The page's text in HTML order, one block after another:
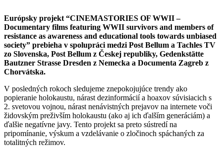
Európsky projekt “CINEMASTORIES OF WWII –
Documentary films featuring WWII survivors and members of
resistance as awareness and educational tools towards unbiased
society” prebieha v spolupráci medzi Post Bellum a Tachles TV
zo Slovenska, Post Bellum z Českej republiky, Gedenkstätte
Bautzner Strasse Dresden z Nemecka a Documenta Zagreb z
Chorvátska.
V posledných rokoch sledujeme znepokojujúce trendy ako
popieranie holokaustu, nárast dezinformácií a hoaxov súvisiacich s
2. svetovou vojnou, nárast nenávistných prejavov na internete voči
židovským preživším holokaustu (ako aj ich ďalším generáciám) a
ďalšie negatívne javy. Tento projekt sa preto sústredí na
pripomínanie, výskum a vzdelávanie o zločinoch spáchaných za
totalitných režimov.